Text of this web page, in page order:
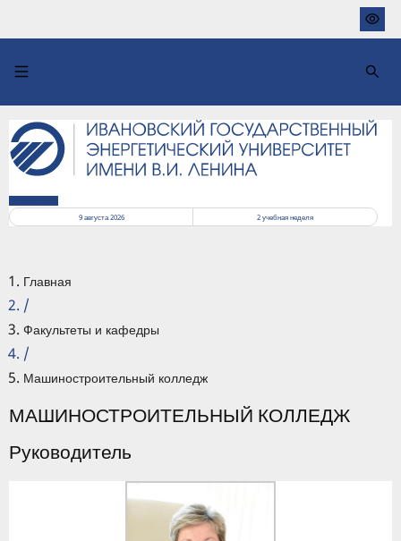
основному
9 августа 2026
2учебная неделя
Главная
/
Факультеты и кафедры
/
Машиностроительный колледж
МАШИНОСТРОИТЕЛЬНЫЙ КОЛЛЕДЖ
Руководитель